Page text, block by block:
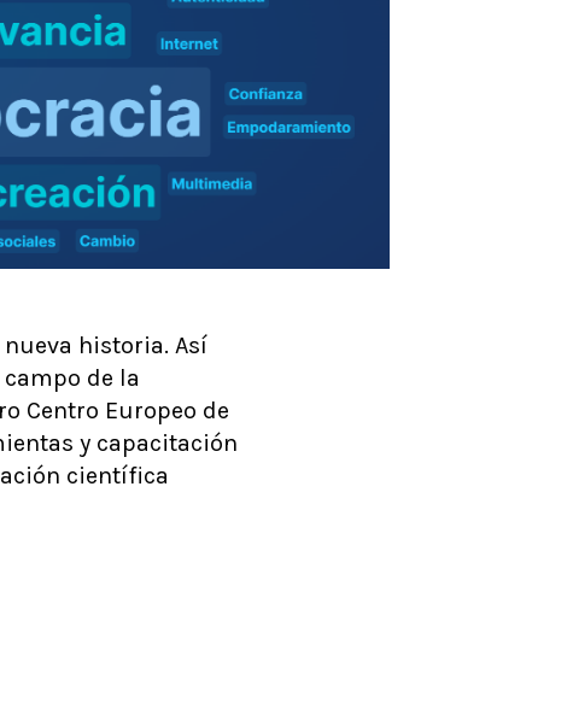
historia. Así
de la
Centro Europeo de
y capacitación
científica